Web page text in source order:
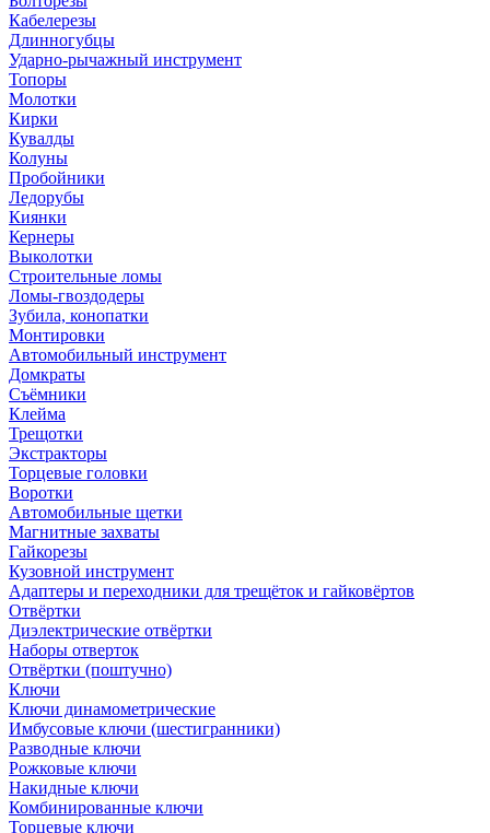
Кабелерезы
Длинногубцы
Ударно-рычажный инструмент
Топоры
Молотки
Кирки
Кувалды
Колуны
Пробойники
Ледорубы
Киянки
Кернеры
Выколотки
Строительные ломы
Ломы-гвоздодеры
Зубила, конопатки
Монтировки
Автомобильный инструмент
Домкраты
Съёмники
Клейма
Трещотки
Экстракторы
Торцевые головки
Воротки
Автомобильные щетки
Магнитные захваты
Гайкорезы
Кузовной инструмент
Адаптеры и переходники для трещёток и гайковёртов
Отвёртки
Диэлектрические отвёртки
Наборы отверток
Отвёртки (поштучно)
Ключи
Ключи динамометрические
Имбусовые ключи (шестигранники)
Разводные ключи
Рожковые ключи
Накидные ключи
Комбинированные ключи
Торцевые ключи